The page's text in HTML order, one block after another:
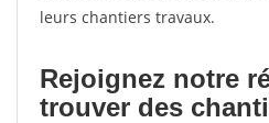
leurs chantiers travaux.
Rejoignez notre
trouver des